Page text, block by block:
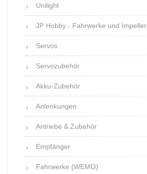
Unilight
JP Hobby - Fahrwerke und Impeller
Servos
Servozubehör
Akku-Zubehör
Anlenkungen
Antriebe & Zubehör
Empfänger
Fahrwerke (WEMO)